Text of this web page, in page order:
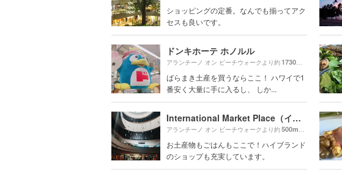
ショッピングの定番。なんでも揃ってアク
セスも良いです。
ドンキホーテ ホノルル
アランチーノ オン ビーチウォークより約1730m （徒歩29分）
ばらまき土産を買うならここ！ ハワイで1
番安く大量に手に入るし、 しか...
International Market Place（インターナショナルマーケットプレイス）
アランチーノ オン ビーチウォークより約500m （徒歩9分）
お土産物もごはんもここで！ハイブランド
のショップも充実しています。